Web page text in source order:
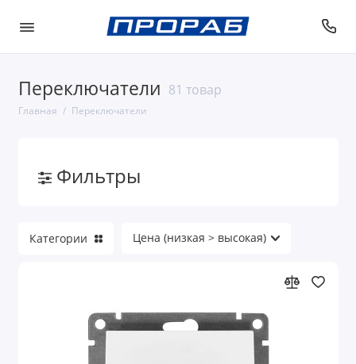
Переключатели 81 товар
Главная Переключатели
Фильтры
Категории